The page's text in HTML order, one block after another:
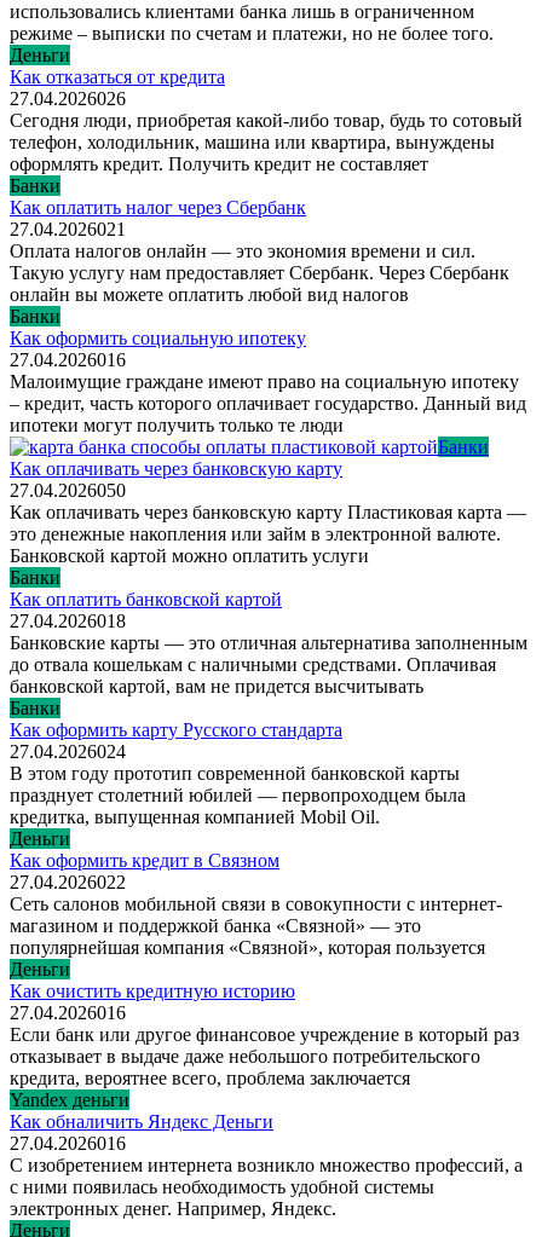
использовались клиентами банка лишь в ограниченном
режиме – выписки по счетам и платежи, но не более того.
Деньги
Как отказаться от кредита
27.04.2026026
Сегодня люди, приобретая какой-либо товар, будь то сотовый
телефон, холодильник, машина или квартира, вынуждены
оформлять кредит. Получить кредит не составляет
Банки
Как оплатить налог через Сбербанк
27.04.2026021
Оплата налогов онлайн — это экономия времени и сил.
Такую услугу нам предоставляет Сбербанк. Через Сбербанк
онлайн вы можете оплатить любой вид налогов
Банки
Как оформить социальную ипотеку
27.04.2026016
Малоимущие граждане имеют право на социальную ипотеку
– кредит, часть которого оплачивает государство. Данный вид
ипотеки могут получить только те люди
Банки
Как оплачивать через банковскую карту
27.04.2026050
Как оплачивать через банковскую карту Пластиковая карта —
это денежные накопления или займ в электронной валюте.
Банковской картой можно оплатить услуги
Банки
Как оплатить банковской картой
27.04.2026018
Банковские карты — это отличная альтернатива заполненным
до отвала кошелькам с наличными средствами. Оплачивая
банковской картой, вам не придется высчитывать
Банки
Как оформить карту Русского стандарта
27.04.2026024
В этом году прототип современной банковской карты
празднует столетний юбилей — первопроходцем была
кредитка, выпущенная компанией Mobil Oil.
Деньги
Как оформить кредит в Связном
27.04.2026022
Сеть салонов мобильной связи в совокупности с интернет-
магазином и поддержкой банка «Связной» — это
популярнейшая компания «Связной», которая пользуется
Деньги
Как очистить кредитную историю
27.04.2026016
Если банк или другое финансовое учреждение в который раз
отказывает в выдаче даже небольшого потребительского
кредита, вероятнее всего, проблема заключается
Yandex деньги
Как обналичить Яндекс Деньги
27.04.2026016
С изобретением интернета возникло множество профессий, а
с ними появилась необходимость удобной системы
электронных денег. Например, Яндекс.
Деньги